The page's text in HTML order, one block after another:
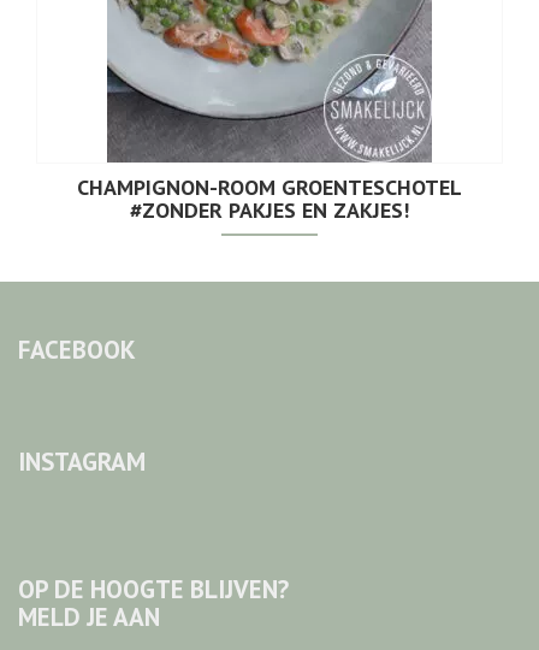
CHAMPIGNON-ROOM GROENTESCHOTEL
#ZONDER PAKJES EN ZAKJES!
FACEBOOK
INSTAGRAM
OP DE HOOGTE BLIJVEN?
MELD JE AAN